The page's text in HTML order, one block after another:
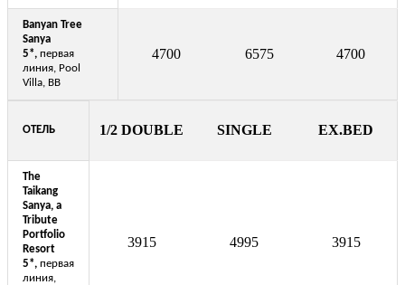
Banyan Tree
Sanya
5*, первая
линия, Pool
Villa, BB
4700 6575 4700
ОТЕЛЬ 1/2 DOUBLE SINGLE EX.BED
The
Taikang
Sanya, a
Tribute
Portfolio
Resort
5*, первая
линия,
3915 4995 3915